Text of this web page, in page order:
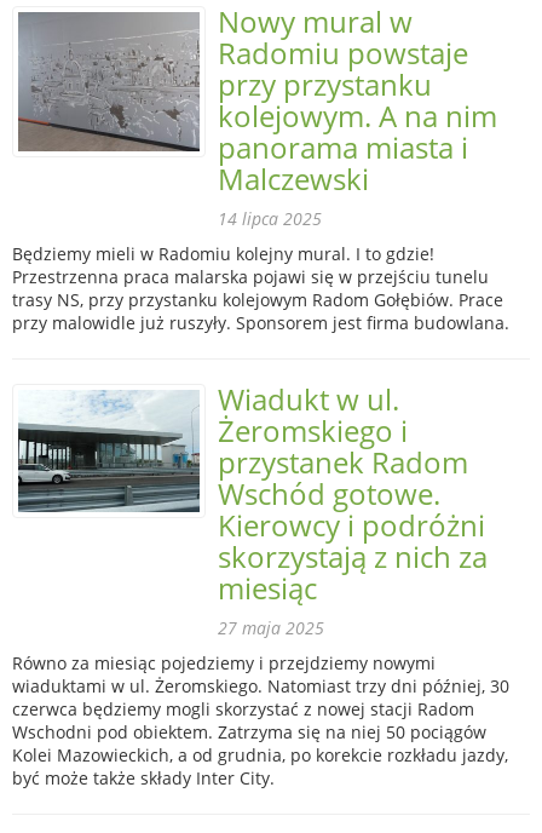
Nowy mural w
Radomiu powstaje
przy przystanku
kolejowym. A na nim
panorama miasta i
Malczewski
14 lipca 2025
Będziemy mieli w Radomiu kolejny mural. I to gdzie!
Przestrzenna praca malarska pojawi się w przejściu tunelu
trasy NS, przy przystanku kolejowym Radom Gołębiów. Prace
przy malowidle już ruszyły. Sponsorem jest firma budowlana.
Wiadukt w ul.
Żeromskiego i
przystanek Radom
Wschód gotowe.
Kierowcy i podróżni
skorzystają z nich za
miesiąc
27 maja 2025
Równo za miesiąc pojedziemy i przejdziemy nowymi
wiaduktami w ul. Żeromskiego. Natomiast trzy dni później, 30
czerwca będziemy mogli skorzystać z nowej stacji Radom
Wschodni pod obiektem. Zatrzyma się na niej 50 pociągów
Kolei Mazowieckich, a od grudnia, po korekcie rozkładu jazdy,
być może także składy Inter City.